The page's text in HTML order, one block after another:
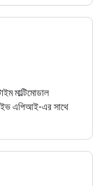
মাল্টিমোডাল
এপিআই-এর সাথে